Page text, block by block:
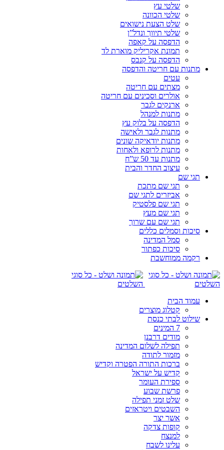
שלטי עץ
שלטי הכוונה
שלט הצעת נישואים
שלטי תיווך ונדל”ן
הדפסה על קאפה
תמונת אקריליק מוארת לד
הדפסה על קנבס
מתנות עם חריטה והדפסה
עטים
מצתים עם חריטה
אולרים וסכינים עם חריטה
ארנקים לגבר
מתנות למנהל
הדפסה על בלוק עץ
מתנות לגבר ולאישה
מתנות יודאיקה שונים
מתנות לרופא ולאחות
מתנות עד 50 ש”ח
עיצוב החדר והבית
תגי שם
תגי שם מתכת
אביזרים לתגי שם
תגי שם פלסטיק
תגי שם מעץ
תגי שם עם שרוך
סיכות וסמלים כללים
סמל המדינה
סיכות כפתור
רקמה ממוחשבת
עמוד הבית
קטלוג מוצרים
שילוט לבתי כנסת
7 המינים
מודים דרבנן
תפילה לשלום המדינה
מזמור לתודה
ברכות התורה הפטרה וקדיש
קדיש על ישראל
ספירת העומר
פרשת שבוע
שלט זמני תפילה
השבטים ויטראזים
אשר יצר
קופות צדקה
למנצח
עלינו לשבח